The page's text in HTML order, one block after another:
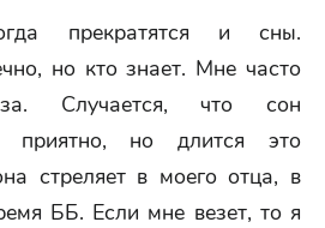
прекратятся и сны.
но кто знает. Мне часто
Случается, что сон
приятно, но длится это
стреляет в моего отца, в
ББ. Если мне везет, то я